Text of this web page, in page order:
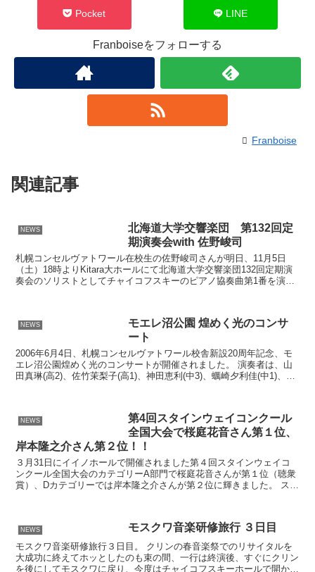
Pocket LINE
Franboiseをフォローする
Franboise
関連記事
NEWS
北海道大学交響楽団 第132回定
期演奏会with 佐野峻司
札幌コンセルヴァトワール在校生の佐野峻司さんが明日、11月5日
（土）18時よりKitara大ホールにて北海道大学交響楽団132回定期演
奏会のソリストとしてチャイコフスキーのピアノ協奏曲第1番を演奏
NEWS
モエレ沼公園 煌めく光のコンサ
ート
2006年6月4日、札幌コンセルヴァトワール校舎新設20周年記念、モ
エレ沼公園煌めく光のコンサートが開催されました。 演奏者は、山
田真琳(高2)、佐竹茉梨子(高1)、神田恵利(中3)、蠣崎夕利佳(中1)、有
NEWS
第4回スタインウェイコンクール
全国大会で桜庭花音さん第１位、
岸本隆之介さん第２位！！
３月31日にイイノホールで開催されました第４回スタインウェイコ
ンクール全国大会のカテゴリーA部門で桜庭花音さんが第１位（聴衆
賞）、Dカテゴリーでは岸本隆之介さんが第２位に輝きました。 スタ
NEWS モスクワ音楽研修旅行 ３日目
モスクワ音楽研修旅行３日目。 クリンの春音楽祭でのリサイタルを
大成功に終えてホッとしたのも束の間、一行は終演後、すぐにクリン
を後にしてモスクワに戻り、今度はチャイコフスキーホールで開かれ